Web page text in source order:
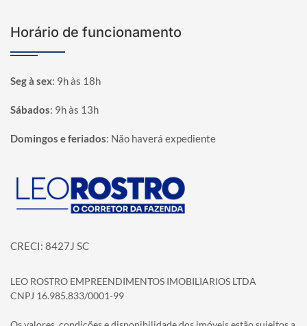
Horário de funcionamento
Seg à sex: 9h às 18h
Sábados: 9h às 13h
Domingos e feriados: Não haverá expediente
Página inicial
CRECI: 8427J SC
LEO ROSTRO EMPREENDIMENTOS IMOBILIARIOS LTDA
CNPJ 16.985.833/0001-99